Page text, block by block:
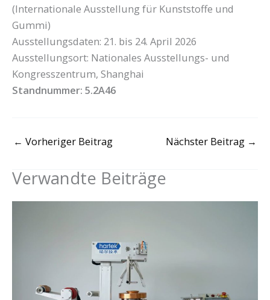
(Internationale Ausstellung für Kunststoffe und
Gummi)
Ausstellungsdaten: 21. bis 24. April 2026
Ausstellungsort: Nationales Ausstellungs- und
Kongresszentrum, Shanghai
Standnummer: 5.2A46
← Vorheriger Beitrag Nächster Beitrag →
Verwandte Beiträge